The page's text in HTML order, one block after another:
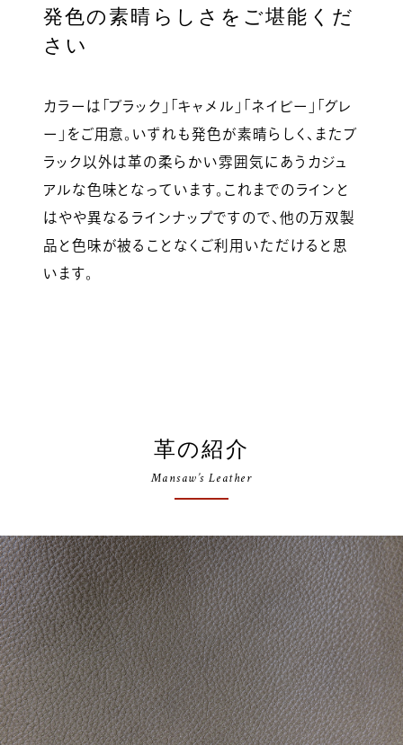
発色の素晴らしさをご堪能くだ
さい
カラーは「ブラック」「キャメル」「ネイビー」「グレ
ー」をご用意。いずれも発色が素晴らしく、またブ
ラック以外は革の柔らかい雰囲気にあうカジュ
アルな色味となっています。これまでのラインと
はやや異なるラインナップですので、他の万双製
品と色味が被ることなくご利用いただけると思
います。
革の紹介
Mansaw’s Leather